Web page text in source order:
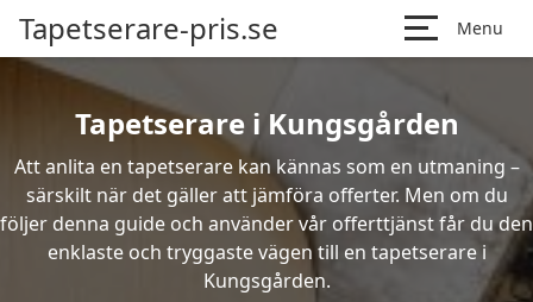
Tapetserare-pris.se Menu
Tapetserare i Kungsgården
Att anlita en tapetserare kan kännas som en utmaning –
särskilt när det gäller att jämföra offerter. Men om du
följer denna guide och använder vår offerttjänst får du den
enklaste och tryggaste vägen till en tapetserare i
Kungsgården.